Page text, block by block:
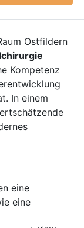
Ostfildern
Kompetenz
In einem
eine
eine